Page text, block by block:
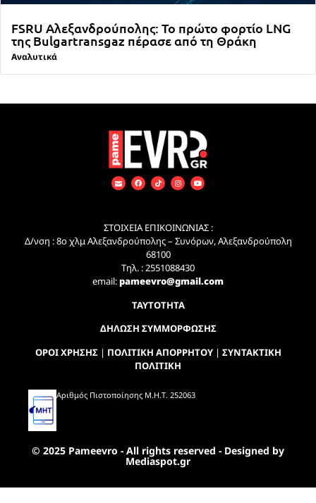
FSRU Αλεξανδρούπολης: Το πρώτο φορτίο LNG
της Bulgartransgaz πέρασε από τη Θράκη
Αναλυτικά
ΣΤΟΙΧΕΙΑ ΕΠΙΚΟΙΝΩΝΙΑΣ :
Δ/νση : 8ο χλμ Αλεξανδρούπολης – Συνόρων, Αλεξανδρούπολη
68100
Τηλ. : 2551088430
email:pameevro@gmail.com
ΤΑΥΤΟΤΗΤΑ
ΔΗΛΩΣΗ ΣΥΜΜΟΡΦΩΣΗΣ
ΟΡΟΙ ΧΡΗΣΗΣ| ΠΟΛΙΤΙΚΗ ΑΠΟΡΡΗΤΟΥ| ΣΥΝΤΑΚΤΙΚΗ
ΠΟΛΙΤΙΚΗ
Αριθμός Πιστοποίησης Μ.Η.Τ. 252063
© 2025 Pameevro - All rights reserved - Designed by
Mediaspot.gr